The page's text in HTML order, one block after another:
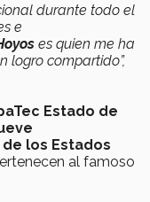
durante todo el
e
es quien me ha
logro compartido”,
Estado de
los Estados
al famoso